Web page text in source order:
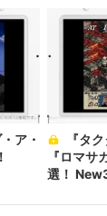
『ロマサ
選！